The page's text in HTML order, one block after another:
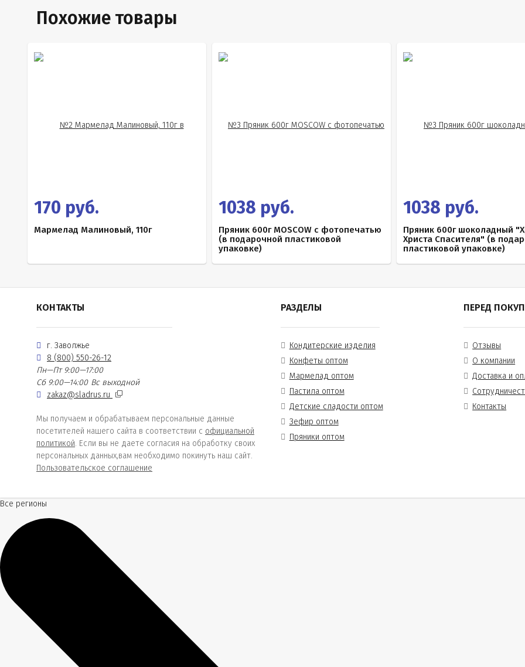
Похожие товары
170 руб.
Мармелад Малиновый, 110г
1038 руб.
Пряник 600г MOSCOW с фотопечатью
(в подарочной пластиковой
упаковке)
1038 руб.
Пряник 600г шоколадный
Христа Спасителя" (в
пластиковой упаковке)
КОНТАКТЫ
г. Заволжье
8 (800) 550-26-12
Пн—Пт 9:00—17:00
Сб 9:00—14:00 Вс выходной
zakaz@sladrus.ru
Мы получаем и обрабатываем персональные данные
посетителей нашего сайта в соответствии с официальной
политикой. Если вы не даете согласия на обработку своих
персональных данных,вам необходимо покинуть наш сайт.
Пользовательское соглашение
РАЗДЕЛЫ
Кондитерские изделия
Конфеты оптом
Мармелад оптом
Пастила оптом
Детские сладости оптом
Зефир оптом
Пряники оптом
ПЕРЕД
Отзывы
О компании
Доставка и
Контакты
Все регионы